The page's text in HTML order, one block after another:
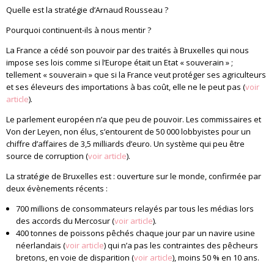
Quelle est la stratégie d’Arnaud Rousseau ?
Pourquoi continuent-ils à nous mentir ?
La France a cédé son pouvoir par des traités à Bruxelles qui nous
impose ses lois comme si l’Europe était un Etat « souverain » ;
tellement « souverain » que si la France veut protéger ses agriculteurs
et ses éleveurs des importations à bas coût, elle ne le peut pas (voir
article).
Le parlement européen n’a que peu de pouvoir. Les commissaires et
Von der Leyen, non élus, s’entourent de 50 000 lobbyistes pour un
chiffre d’affaires de 3,5 milliards d’euro. Un système qui peu être
source de corruption (voir article).
La stratégie de Bruxelles est : ouverture sur le monde, confirmée par
deux évènements récents :
700 millions de consommateurs relayés par tous les médias lors
des accords du Mercosur (voir article).
400 tonnes de poissons pêchés chaque jour par un navire usine
néerlandais (voir article) qui n’a pas les contraintes des pêcheurs
bretons, en voie de disparition (voir article), moins 50 % en 10 ans.